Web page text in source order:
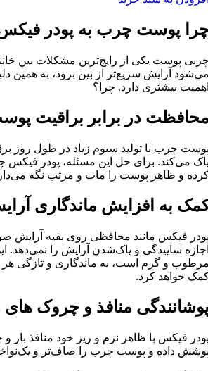
پوست چرب به پودر فیکس
پوست یکی از رایج‌ترین مشکلات بین
آرایش سریع‌تر از بین برود، به همین
بیشتری دارد. چرا؟
در برابر براقیت
چرب با تولید سبوم زیاد در طول روز
می‌کند. برای حل این مسئله، پودر فیکس
و ظاهر پوست را مات و مرتب نگه
به افزایش ماندگاری
فیکس مانند محافظی روی بقیه آرایش
ساییدگی و پاک‌شدن آرایش را نمی‌دهد.
و گرم است، به ماندگاری و تازگی هر
خواهد کرد.
منافذ و چروک‌ های
فیکس با ظاهر نرم و ریز خود منافذ باز
داده و پوست چرب را صاف‌تر و